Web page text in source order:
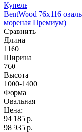
Купель
BentWood 76х116
мореная Премиум)
Сравнить
Длина
1160
Ширина
760
Высота
1000-1400
Форма
Овальная
Цена:
94 185 р.
98 935 р.